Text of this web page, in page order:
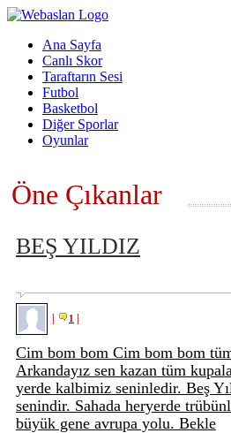
Ana Sayfa
Canlı Skor
Taraftarın Sesi
Futbol
Basketbol
Diğer Sporlar
Oyunlar
Öne Çıkanlar
BEŞ YILDIZ
1
Cim bom bom Cim bom bom
Arkandayız sen kazan tüm
yerde kalbimiz seninledir. Beş
senindir. Sahada heryerde
büyük gene avrupa yolu. Bekle